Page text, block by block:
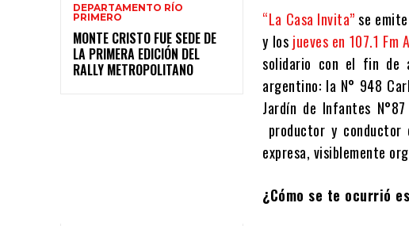
DEPARTAMENTO RÍO
PRIMERO
MONTE CRISTO FUE SEDE DE
LA PRIMERA EDICIÓN DEL
RALLY METROPOLITANO
“La Casa Invita”se
y los jueves en 107.1 Fm
solidario con el fin de
argentino: la N° 948
Jardín de Infantes
productor y conductor
expresa, visiblemente
¿Cómo se te ocurrió